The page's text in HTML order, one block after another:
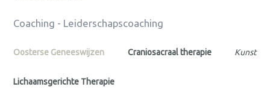
Coaching - Leiderschapscoaching
Oosterse Geneeswijzen Craniosacraal therapie Kunst
Lichaamsgerichte Therapie